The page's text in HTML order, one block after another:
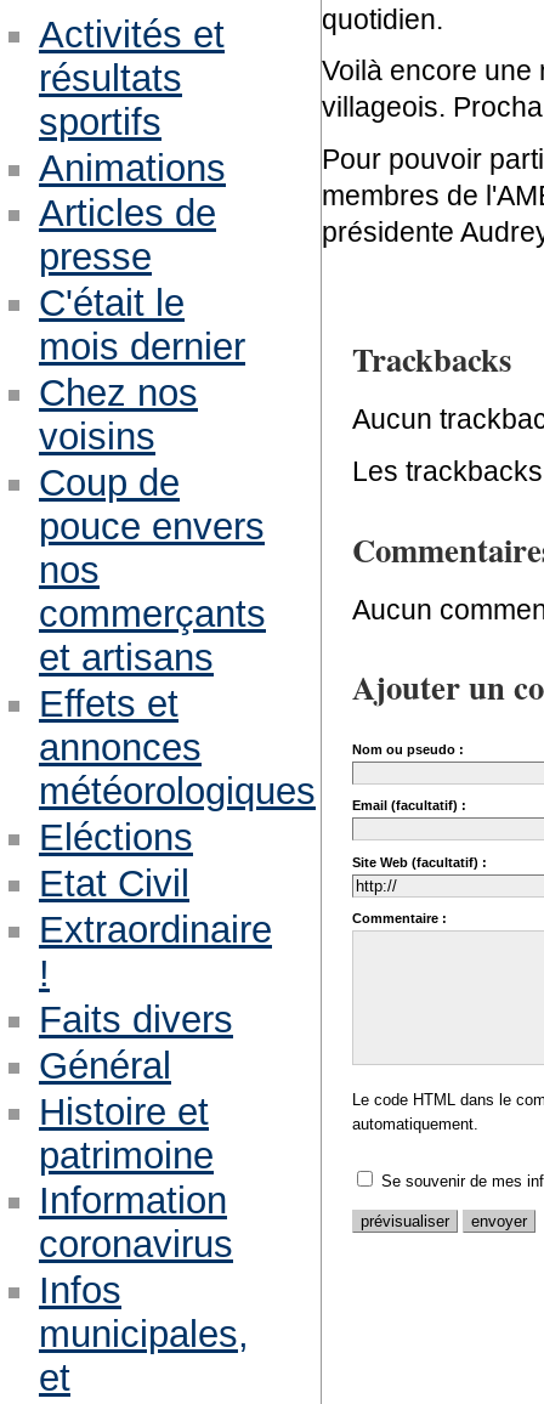
quotidien.
Voilà encore une
villageois.
Pour pouvoir
membres de
présidente
Trackbacks
Aucun
Les
Aucun
Ajouter un
Nom ou pseudo :
Email (facultatif) :
Site Web (facultatif) :
Commentaire :
Le code HTML dans le
automatiquement.
Se souvenir de mes
Activités et
résultats
sportifs
Animations
Articles de
presse
C'était le
mois dernier
Chez nos
voisins
Coup de
pouce envers
nos
commerçants
et artisans
Effets et
annonces
météorologiques
Eléctions
Etat Civil
Extraordinaire
!
Faits divers
Général
Histoire et
patrimoine
Information
coronavirus
Infos
municipales,
et